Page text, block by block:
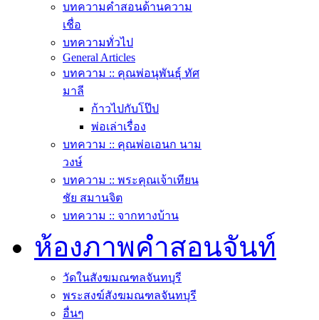
บทความคำสอนด้านความ
เชื่อ
บทความทั่วไป
General Articles
บทความ :: คุณพ่อนุพันธุ์ ทัศ
มาลี
ก้าวไปกับโป๊ป
พ่อเล่าเรื่อง
บทความ :: คุณพ่อเอนก นาม
วงษ์
บทความ :: พระคุณเจ้าเทียน
ชัย สมานจิต
บทความ :: จากทางบ้าน
ห้องภาพคำสอนจันท์
วัดในสังฆมณฑลจันทบุรี
พระสงฆ์สังฆมณฑลจันทบุรี
อื่นๆ